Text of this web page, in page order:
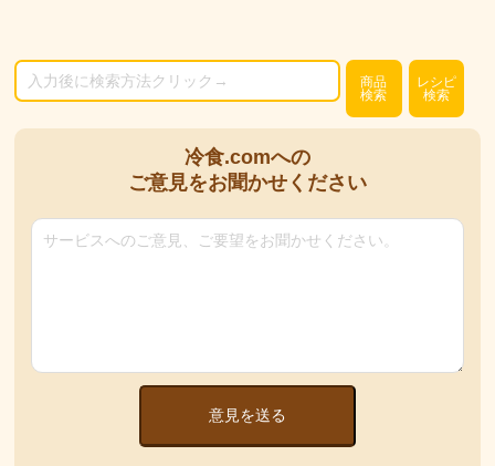
商品
検索
レシピ
検索
冷食.comへの
ご意見をお聞かせください
意見を送る